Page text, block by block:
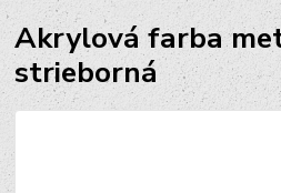
Akrylová farba
strieborná